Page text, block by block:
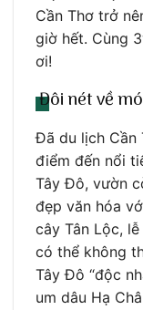
Cần Thơ trở
giờ hết. Cùng
ơi!
Đôi nét về
Đã du lịch Cần
điểm đến nổi
Tây Đô, vườn
đẹp văn hóa
cây Tân Lộc,
có thể không
Tây Đô “độc
um dâu Hạ